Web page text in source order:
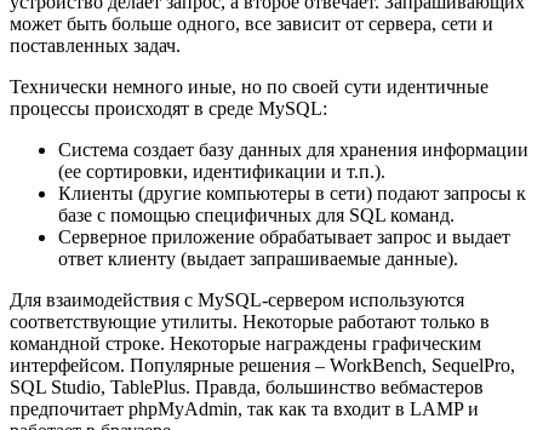
может быть больше одного, все зависит от сервера, сети и
поставленных задач.
Технически немного иные, но по своей сути идентичные
процессы происходят в среде MySQL:
Система создает базу данных для хранения информации
(ее сортировки, идентификации и т.п.).
Клиенты (другие компьютеры в сети) подают запросы к
базе с помощью специфичных для SQL команд.
Серверное приложение обрабатывает запрос и выдает
ответ клиенту (выдает запрашиваемые данные).
Для взаимодействия с MySQL-сервером используются
соответствующие утилиты. Некоторые работают только в
командной строке. Некоторые награждены графическим
интерфейсом. Популярные решения – WorkBench, SequelPro,
SQL Studio, TablePlus. Правда, большинство вебмастеров
предпочитает phpMyAdmin, так как та входит в LAMP и